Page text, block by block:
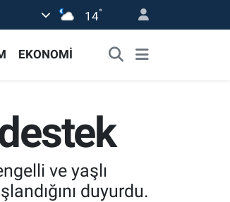
14°
EKONOMİ
ve yaşlı
duyurdu.